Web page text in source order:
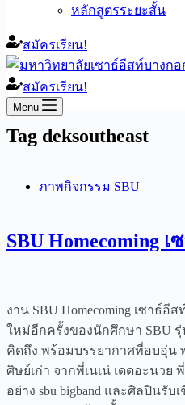
หลักสูตรระยะสั้น
สมัครเรียน!
สมัครเรียน!
Menu
Tag deksoutheast
ภาพกิจกรรม SBU
SBU Homecoming
งาน SBU Homecoming เซาธ์
ใหม่อีกครั้งของนักศึกษา SBU
คิดถึง พร้อมบรรยากาศที่อบอุ่น
ศิษย์เก่า จากพี่เนเน่ เดดอะนว
อย่าง sbu bigband และศิลปินรั